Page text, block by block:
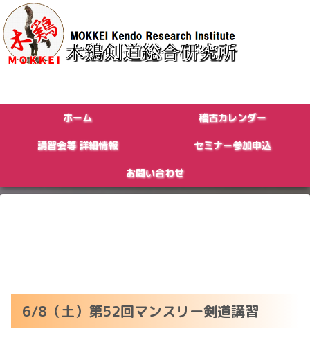
ホーム 稽古カレンダー
講習会等 詳細情報 セミナー参加申込
お問い合わせ
6/8（土）第52回マンスリー剣道講習